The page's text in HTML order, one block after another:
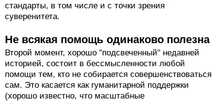
стандарты, в том числе и с точки зрения
суверенитета.
Не всякая помощь одинаково полезна
Второй момент, хорошо "подсвеченный" недавней
историей, состоит в бессмысленности любой
помощи тем, кто не собирается совершенствоваться
сам. Это касается как гуманитарной поддержки
(хорошо известно, что масштабные